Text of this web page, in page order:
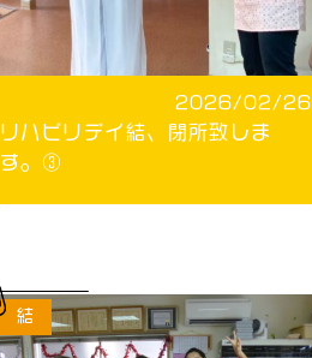
2026/02/26
リハビリデイ結、閉所致しま
す。③
結